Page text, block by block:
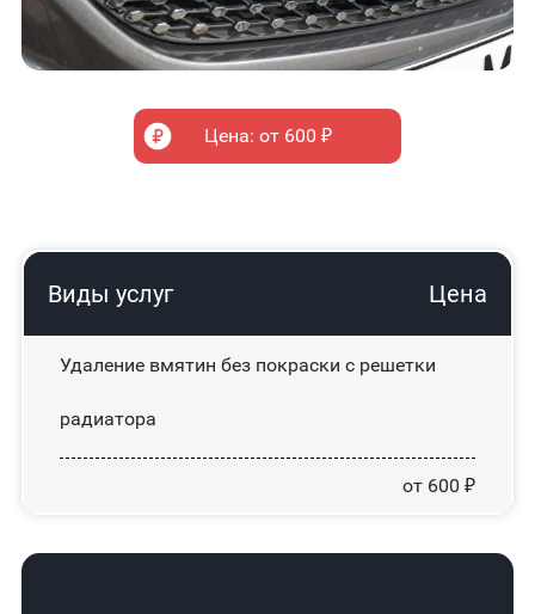
Цена: от 600 ₽
Виды услуг Цена
Удаление вмятин без покраски с решетки
радиатора
от 600 ₽